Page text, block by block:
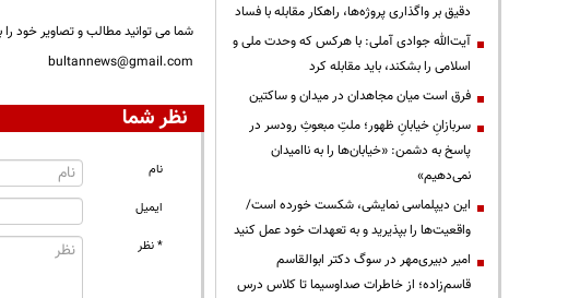
شما می توانید مطالب و تصاویر خود را
bultannews@gmail.com
نظر شما
نام
ایمیل
* نظر
دقیق بر واگذاری پروژه‌ها، راهکار مقابله با فساد
آیت‌الله جوادی آملی: با هرکس که وحدت ملی و
اسلامی را بشکند، باید مقابله کرد
فرق است میان مجاهدان در میدان و ساکتین
سربازانِ خیابانِ ظهور؛ ملتِ مبعوثِ رودسر در
پاسخ به دشمن: «خیابان‌ها را به ناامیدان
نمی‌دهیم»
این دیپلماسی نمایشی، شکست خورده است/
واقعیت‌ها را بپذیرید و به تعهدات خود عمل کنید
امیر دبیری‌مهر در سوگ دکتر ابوالقاسم
قاسم‌زاده؛ از خاطرات صداوسیما تا کلاس درس